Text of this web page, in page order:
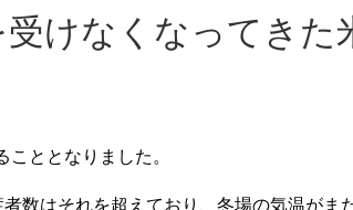
けなくなってきた
ととなりました。
数はそれを超えており、冬場の気温がま